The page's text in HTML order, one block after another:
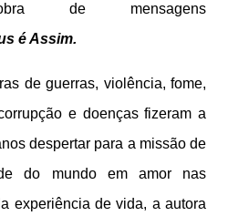
de mensagens
é Assim.
de guerras, violência, fome,
e doenças fizeram a
despertar para a missão de
do mundo em amor nas
experiência de vida, a autora